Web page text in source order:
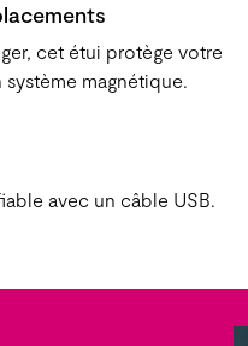
cet étui protège votre
système magnétique.
avec un câble USB.